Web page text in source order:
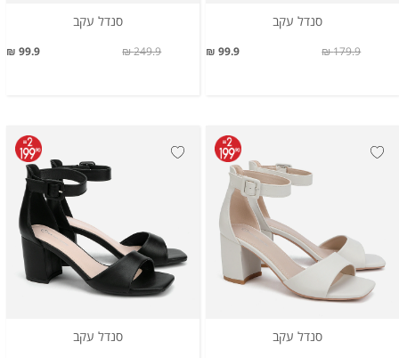
סנדל עקב
99.9 ₪ 179.9 ₪
סנדל עקב
99.9 ₪ 249.9 ₪
סנדל עקב סנדל עקב